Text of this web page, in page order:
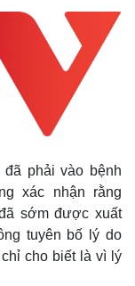
phải vào bệnh
xác nhận rằng
sớm được xuất
tuyên bố lý do
cho biết là vì lý